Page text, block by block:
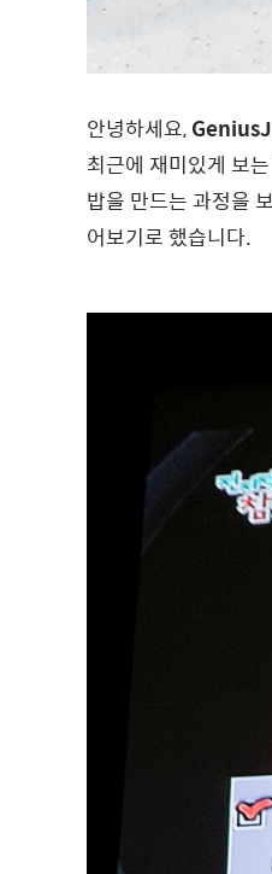
안녕하세요,
최근에 재미있게 보
밥을 만드는 과정을
어보기로 했습니다.